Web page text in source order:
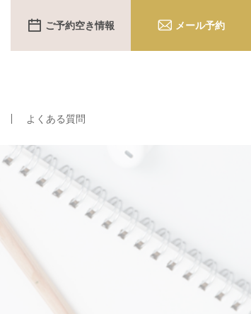
よくある質問
ご予約空き情報 メール予約